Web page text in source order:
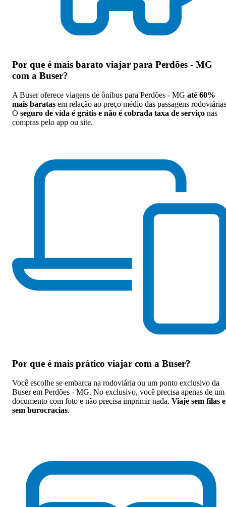
Por que é mais barato viajar para Perdões - MG
com a Buser?
A Buser oferece viagens de ônibus para Perdões - MG até 60%
mais baratas em relação ao preço médio das passagens
O seguro de vida é grátis e não é cobrada taxa de serviço nas
compras pelo app ou site.
Por que é mais prático viajar com a Buser?
Você escolhe se embarca na rodoviária ou um ponto exclusivo da
Buser em Perdões - MG. No exclusivo, você precisa apenas de um
documento com foto e não precisa imprimir nada. Viaje sem filas e
sem burocracias.